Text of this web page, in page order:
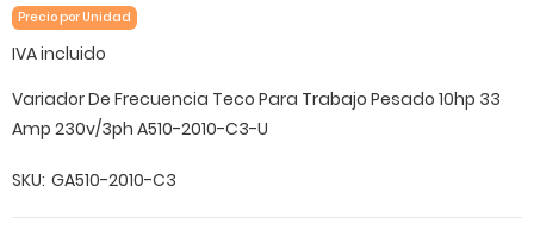
Precio por Unidad
IVA incluido
Variador De Frecuencia Teco Para Trabajo Pesado 10hp 33
Amp 230v/3ph A510-2010-C3-U
SKU GA510-2010-C3